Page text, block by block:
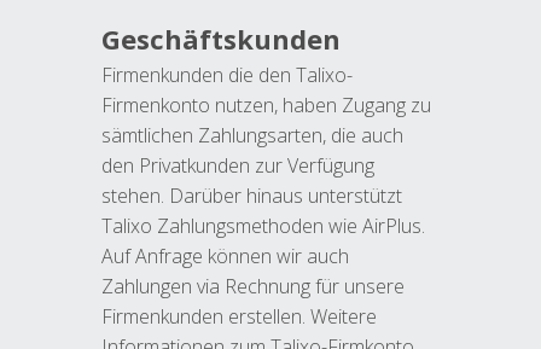
Geschäftskunden
Firmenkunden die den Talixo-
Firmenkonto nutzen, haben Zugang zu
sämtlichen Zahlungsarten, die auch
den Privatkunden zur Verfügung
stehen. Darüber hinaus unterstützt
Talixo Zahlungsmethoden wie AirPlus.
Auf Anfrage können wir auch
Zahlungen via Rechnung für unsere
Firmenkunden erstellen. Weitere